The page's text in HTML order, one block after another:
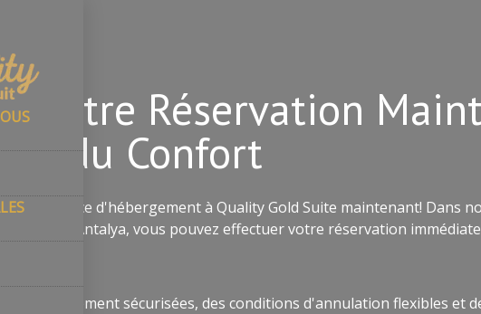
Votre Réservation
du Confort
expérience d'hébergement à Quality Gold Suite maintenant! Dans
au cœur d'Antalya, vous pouvez effectuer votre réservation
vous.
de paiement sécurisées, des conditions d'annulation flexibles et